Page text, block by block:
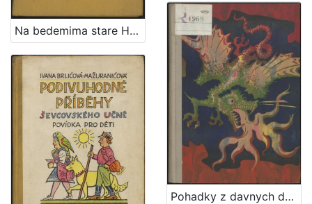
Na bedemima stare Hrvatske / Rudolf Horvat ;
Pohadky z davnych dob / Ivana Brlićova - Mažuranićova ; z chorvatštiny preložil Jan Hudec ; ilustroval Emanuel Frinta